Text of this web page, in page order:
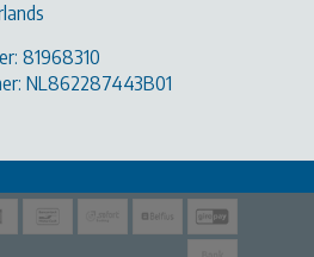
81968310
NL862287443B01